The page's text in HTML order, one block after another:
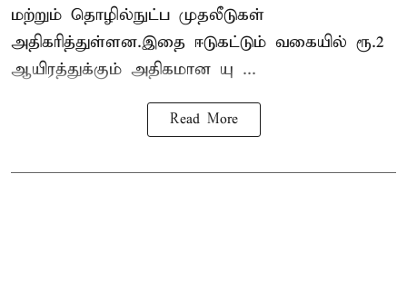
மற்றும் தொழில்நுட்ப முதலீடுகள்
அதிகரித்துள்ளன.இதை ஈடுகட்டும் வகையில் ரூ.2
ஆயிரத்துக்கும் அதிகமான யு ...
Read More